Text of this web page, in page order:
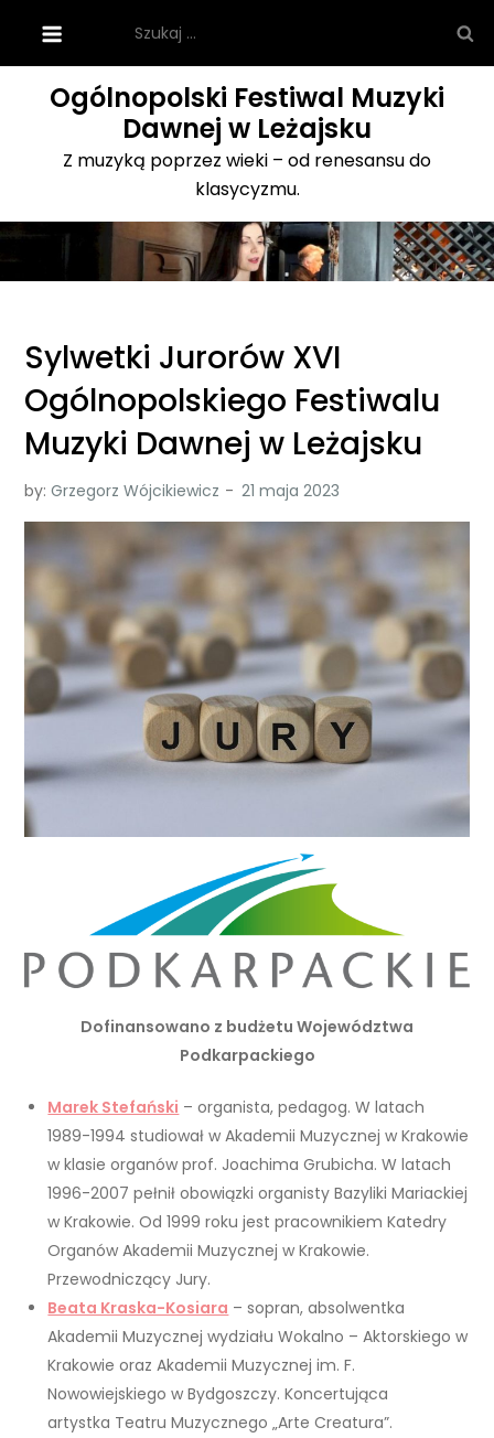
content
Ogólnopolski Festiwal Muzyki
Dawnej w Leżajsku
Z muzyką poprzez wieki – od renesansu do
klasycyzmu.
Sylwetki Jurorów XVI
Ogólnopolskiego Festiwalu
Muzyki Dawnej w Leżajsku
by:Grzegorz Wójcikiewicz
Dofinansowano z budżetu Województwa
Podkarpackiego
Marek Stefański – organista, pedagog. W latach
1989-1994 studiował w Akademii Muzycznej w Krakowie
w klasie organów prof. Joachima Grubicha. W latach
1996-2007 pełnił obowiązki organisty Bazyliki Mariackiej
w Krakowie. Od 1999 roku jest pracownikiem Katedry
Organów Akademii Muzycznej w Krakowie.
Przewodniczący Jury.
Beata Kraska-Kosiara – sopran, absolwentka
Akademii Muzycznej wydziału Wokalno – Aktorskiego w
Krakowie oraz Akademii Muzycznej im. F.
Nowowiejskiego w Bydgoszczy. Koncertująca
artystka Teatru Muzycznego „Arte Creatura”.